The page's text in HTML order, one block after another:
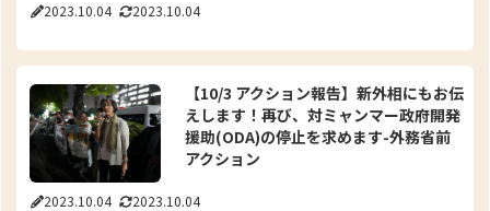
2023.10.04 2023.10.04
2023.10.04 2023.10.04
【10/3 アクション報告】新外相にもお伝
えします！再び、対ミャンマー政府開発
援助(ODA)の停止を求めます-外務省前
アクション